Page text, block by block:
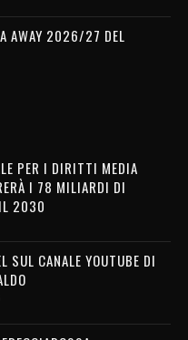
AWAY 2026/27 DEL
PER I DIRITTI MEDIA
I 78 MILIARDI DI
2030
SUL CANALE YOUTUBE DI